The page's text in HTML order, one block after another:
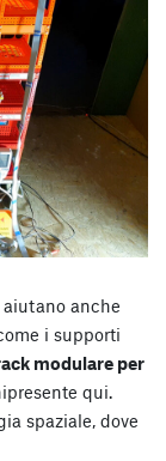
anche
i supporti
modulare per
qui.
spaziale, dove